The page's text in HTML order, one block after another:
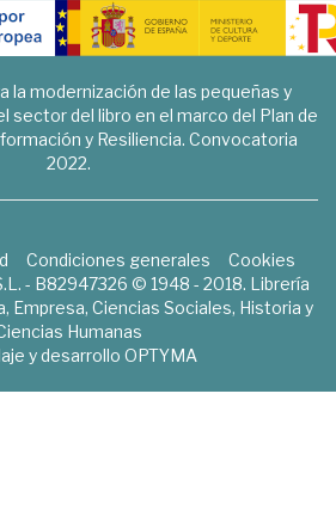
la modernización de las pequeñas y
sector del libro en el marco del Plan de
y Resiliencia. Convocatoria
2022.
Condiciones generales
Cookies
- B82947326 © 1948 - 2018. Librería
Empresa, Ciencias Sociales, Historia y
Humanas
y desarrollo OPTYMA